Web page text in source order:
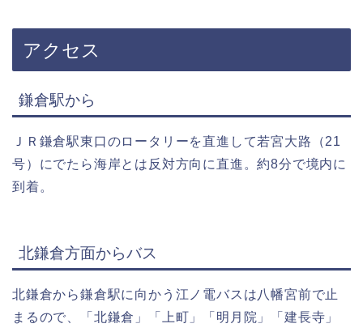
アクセス
鎌倉駅から
ＪＲ鎌倉駅東口のロータリーを直進して若宮大路（21
号）にでたら海岸とは反対方向に直進。約8分で境内に
到着。
北鎌倉方面からバス
北鎌倉から鎌倉駅に向かう江ノ電バスは八幡宮前で止
まるので、「北鎌倉」「上町」「明月院」「建長寺」